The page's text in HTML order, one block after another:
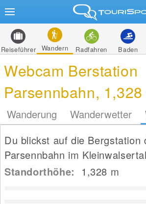
Reiseführer Wandern Radfahren Baden
Webcam Berstation
Parsennbahn, 1,328
Wanderung Wanderwetter
Du blickst auf die Bergstation
Parsennbahn im
Standorthöhe: 1,328 m